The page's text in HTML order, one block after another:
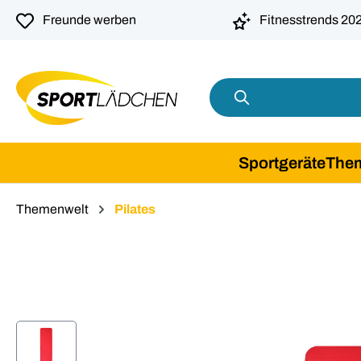
Zur Hauptnavigation springen
Freunde werben Fitnesstrends
Sportgeräte
Themenwelt Pilates
Bildergalerie überspringen